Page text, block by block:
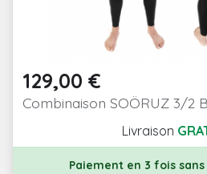
Prix
129,00 €
Combinaison SOÖRUZ 3/2
Livraison
Paiement en 3 fois